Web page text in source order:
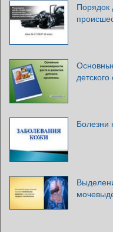
Порядок
Болезни